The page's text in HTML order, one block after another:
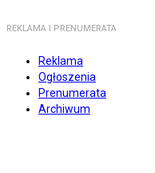
REKLAMA I PRENUMERATA
Reklama
Ogłoszenia
Prenumerata
Archiwum